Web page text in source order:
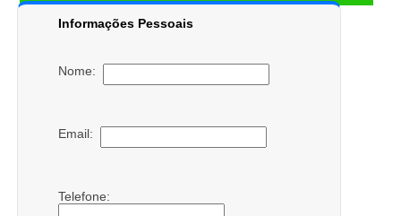
Informações Pessoais
Nome:
Email:
Telefone: